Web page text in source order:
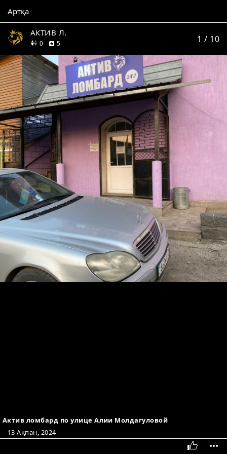
Артқа
АКТИВ Л.
0дос 5пікір 1 / 10
Актив ломбард по улице Алии Молдагуловой
13 Ақпан, 2024